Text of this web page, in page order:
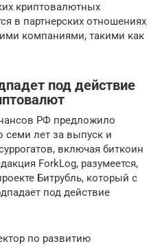
криптовалютных
в партнерских отношениях
компаниями, такими как
под действие
РФ предложило
семи лет за выпуск и
включая биткоин
ForkLog, разумеется,
Битрубль, который с
под действие
по развитию